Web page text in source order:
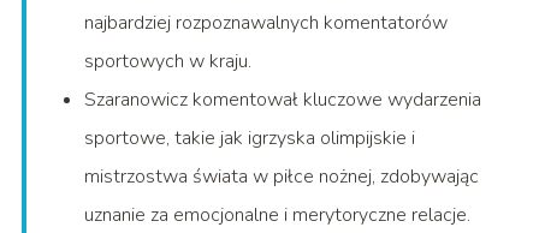
najbardziej rozpoznawalnych komentatorów
sportowych w kraju.
Szaranowicz komentował kluczowe wydarzenia
sportowe, takie jak igrzyska olimpijskie i
mistrzostwa świata w piłce nożnej, zdobywając
uznanie za emocjonalne i merytoryczne relacje.